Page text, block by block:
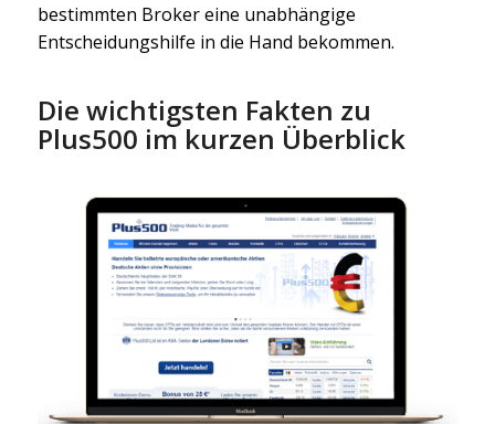
bestimmten Broker eine unabhängige
Entscheidungshilfe in die Hand bekommen.
Die wichtigsten Fakten zu
Plus500 im kurzen Überblick